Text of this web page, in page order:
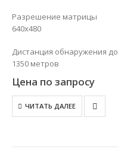
Разрешение матрицы
640х480
Дистанция обнаружения до
1350 метров
Цена по запросу
ЧИТАТЬ ДАЛЕЕ